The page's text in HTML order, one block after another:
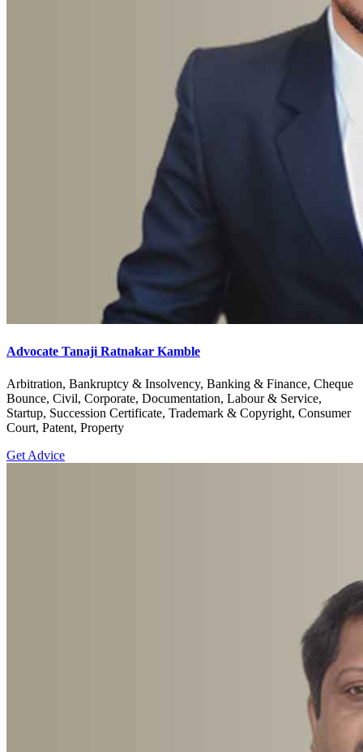
Advocate Tanaji Ratnakar Kamble
Arbitration, Bankruptcy & Insolvency, Banking & Finance, Cheque
Bounce, Civil, Corporate, Documentation, Labour & Service,
Startup, Succession Certificate, Trademark & Copyright, Consumer
Court, Patent, Property
Get Advice